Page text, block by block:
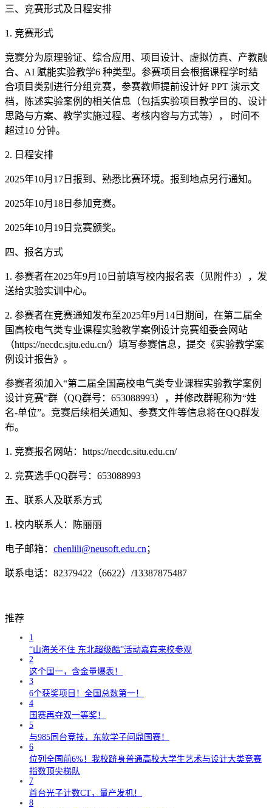
三、竞赛形式及日程安排
1. 竞赛形式
竞赛分为原理验证、综合应用、项目设计、虚拟仿真、产教融
合、AI 赋能实验教学6 种类型。参赛项目会根据课程学时结
合项目类别进行分组竞赛，参赛教师提前设计好 PPT 演示文
档，陈述实验案例的相关信息（包括实验项目教学目的、设计
思路与方案、教学实施过程、考核内容与方式等）， 时间不
超过10 分钟。
2. 日程安排
2025年10月17日报到、熟悉比赛环境。报到地点另行通知。
2025年10月18日参加竞赛。
2025年10月19日竞赛颁奖。
四、报名方式
1. 参赛者在2025年9月10日前填写校内报名表（见附件3），发
送给实验实训中心。
2. 参赛者在竞赛通知发布至2025年9月14日期间，在第二届全
国高校电气类专业课程实验教学案例设计竞赛组委会网站
（https://necdc.sjtu.edu.cn/）填写参赛信息，提交《实验教学案
例设计报告》。
参赛者须加入“第二届全国高校电气类专业课程实验教学案例
设计竞赛”群（QQ群号：653088993），并修改群昵称为“姓
名-单位”。竞赛后续相关通知、参赛文件等信息将在QQ群发
布。
1. 竞赛报名网站：https://necdc.situ.edu.cn/
2. 竞赛选手QQ群号：653088993
五、联系人及联系方式
1. 校内联系人：陈丽丽
电子邮箱： chenlili@neusoft.edu.cn ；
联系电话：82379422（6622）/13387875487
推荐
1
“山海关不住 东北超级酷”活动嘉宾来校参观
2
这个国一，含金量爆表！
3
6个获奖项目！全国总数第一！
4
国赛再夺双一等奖！
5
与985同台竞技，东软学子问鼎国赛！
6
位列全国前6%！我校跻身普通高校大学生艺术与设计大类竞赛
指数顶尖梯队
7
首台光子计数CT，量产发机！
8